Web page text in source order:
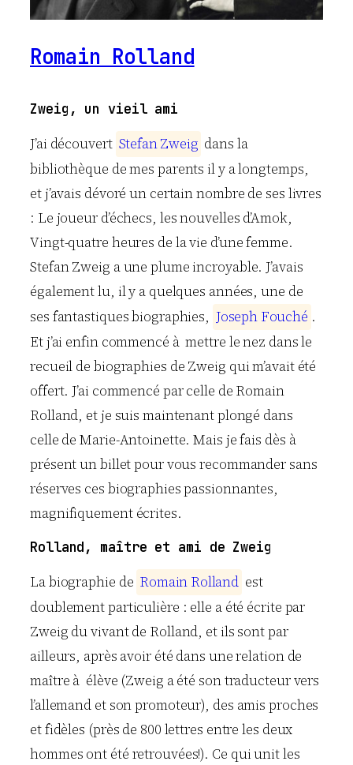
Romain Rolland
Zweig, un vieil ami
J’ai découvert StefanZweig dans la
bibliothèque de mes parents il y a longtemps,
et j’avais dévoré un certain nombre de ses livres
: Le joueur d’échecs, les nouvelles d’Amok,
Vingt-quatre heures de la vie d’une femme.
Stefan Zweig a une plume incroyable. J’avais
également lu, il y a quelques années, une de
ses fantastiques biographies, Joseph Fouché .
Et j’ai enfin commencé à mettre le nez dans le
recueil de biographies de Zweig qui m’avait été
offert. J’ai commencé par celle de Romain
Rolland, et je suis maintenant plongé dans
celle de Marie-Antoinette. Mais je fais dès à
présent un billet pour vous recommander sans
réserves ces biographies passionnantes,
magnifiquement écrites.
Rolland, maître et ami de Zweig
La biographie de Romain Rolland est
doublement particulière : elle a été écrite par
Zweig du vivant de Rolland, et ils sont par
ailleurs, après avoir été dans une relation de
maître à élève (Zweig a été son traducteur vers
l’allemand et son promoteur), des amis proches
et fidèles (près de 800 lettres entre les deux
hommes ont été retrouvées!). Ce qui unit les